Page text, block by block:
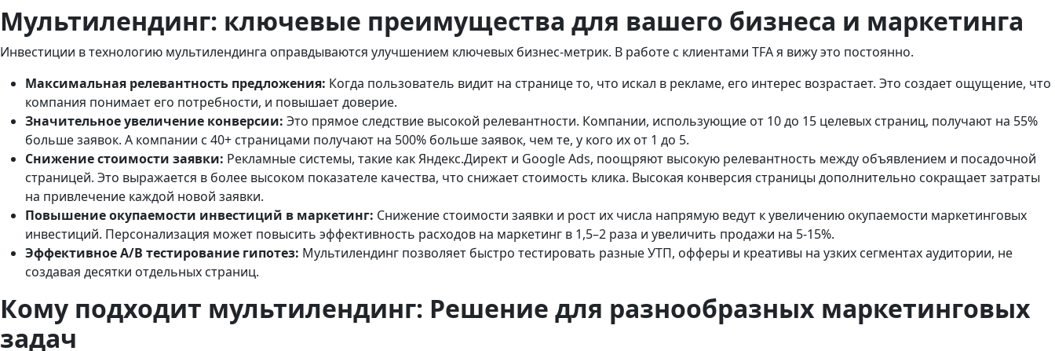
Мультилендинг: ключевые преимущества для вашего бизнеса и маркетинга
Инвестиции в технологию мультилендинга оправдываются улучшением ключевых бизнес-метрик. В работе с клиентами TFA я вижу это постоянно.
Максимальная релевантность предложения: Когда пользователь видит на странице то, что искал в рекламе, его интерес возрастает. Это создает ощущение, что
компания понимает его потребности, и повышает доверие.
Значительное увеличение конверсии: Это прямое следствие высокой релевантности. Компании, использующие от 10 до 15 целевых страниц, получают на 55%
больше заявок. А компании с 40+ страницами получают на 500% больше заявок, чем те, у кого их от 1 до 5.
Снижение стоимости заявки: Рекламные системы, такие как Яндекс.Директ и Google Ads, поощряют высокую релевантность между объявлением и посадочной
страницей. Это выражается в более высоком показателе качества, что снижает стоимость клика. Высокая конверсия страницы дополнительно сокращает затраты
на привлечение каждой новой заявки.
Повышение окупаемости инвестиций в маркетинг: Снижение стоимости заявки и рост их числа напрямую ведут к увеличению окупаемости маркетинговых
инвестиций. Персонализация может повысить эффективность расходов на маркетинг в 1,5–2 раза и увеличить продажи на 5-15%.
Эффективное A/B тестирование гипотез: Мультилендинг позволяет быстро тестировать разные УТП, офферы и креативы на узких сегментах аудитории, не
создавая десятки отдельных страниц.
Кому подходит мультилендинг: Решение для разнообразных маркетинговых
задач